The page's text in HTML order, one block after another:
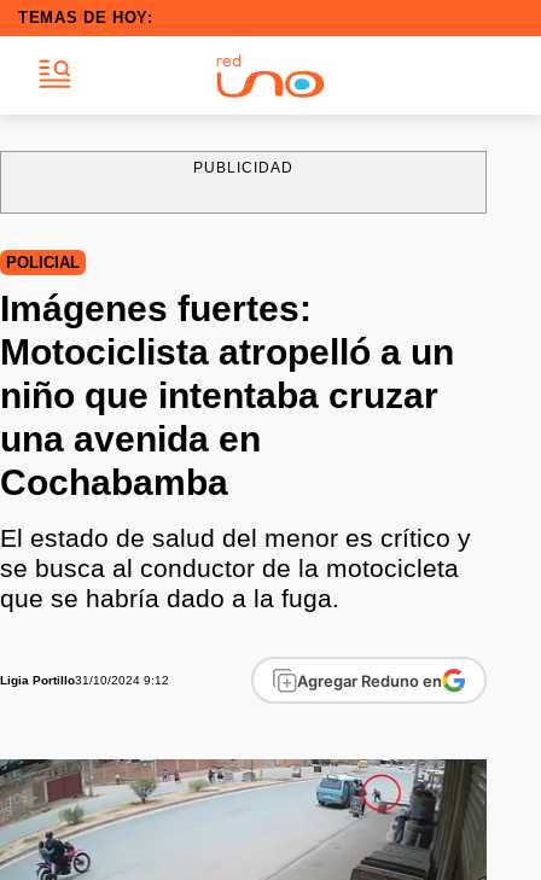
TEMAS DE HOY:
PUBLICIDAD
POLICIAL
Imágenes fuertes:
Motociclista atropelló a un
niño que intentaba cruzar
una avenida en
Cochabamba
El estado de salud del menor es crítico y
se busca al conductor de la motocicleta
que se habría dado a la fuga.
Ligia Portillo31/10/2024 9:12 Agregar Reduno en